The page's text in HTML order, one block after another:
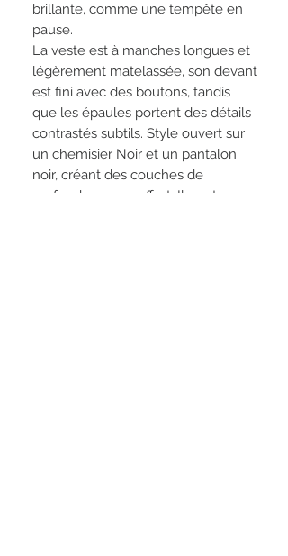
brillante, comme une tempête en
pause.
La veste est à manches longues et
légèrement matelassée, son devant
est fini avec des boutons, tandis
que les épaules portent des détails
contrastés subtils. Style ouvert sur
un chemisier Noir et un pantalon
noir, créant des couches de
profondeur sans effort. Il peut